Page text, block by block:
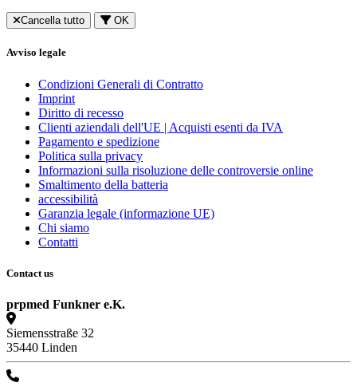
Cancella tutto OK
Avviso legale
Condizioni Generali di Contratto
Imprint
Diritto di recesso
Clienti aziendali dell'UE | Acquisti esenti da IVA
Pagamento e spedizione
Politica sulla privacy
Informazioni sulla risoluzione delle controversie online
Smaltimento della batteria
accessibilità
Garanzia legale (informazione UE)
Chi siamo
Contatti
Contact us
prpmed Funkner e.K.
Siemensstraße 32
35440 Linden